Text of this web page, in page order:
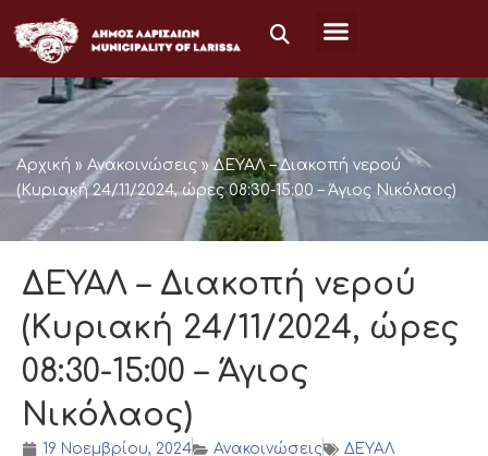
στο
περιεχόμενο
Αρχική » Ανακοινώσεις » ΔΕΥΑΛ – Διακοπή νερού
(Κυριακή 24/11/2024, ώρες 08:30-15:00 – Άγιος Νικόλαος)
ΔΕΥΑΛ – Διακοπή νερού
(Κυριακή 24/11/2024, ώρες
08:30-15:00 – Άγιος
Νικόλαος)
19 Νοεμβρίου, 2024 Ανακοινώσεις
ΔΕΥΑΛ